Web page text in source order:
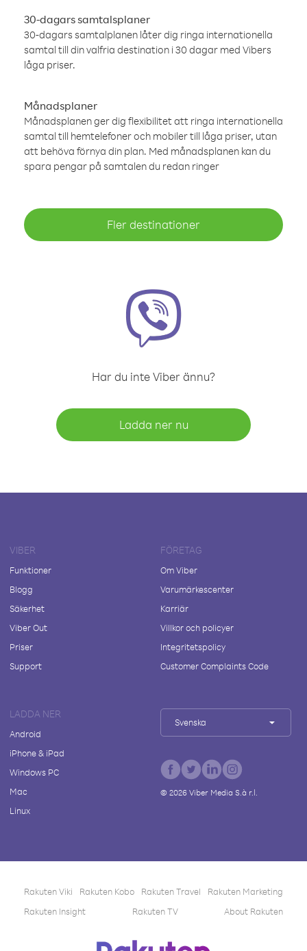
30-dagars samtalsplaner
30-dagars samtalplanen låter dig ringa internationella
samtal till din valfria destination i 30 dagar med Vibers
låga priser.
Månadsplaner
Månadsplanen ger dig flexibilitet att ringa internationella
samtal till hemtelefoner och mobiler till låga priser, utan
att behöva förnya din plan. Med månadsplanen kan du
spara pengar på samtalen du redan ringer
Fler destinationer
Har du inte Viber ännu?
Ladda ner nu
VIBER
Funktioner
Blogg
Säkerhet
Viber Out
Priser
Support
FÖRETAG
Om Viber
Varumärkescenter
Karriär
Villkor och policyer
Integritetspolicy
Customer Complaints Code
LADDA NER
Android
iPhone & iPad
Windows PC
Mac
Linux
Svenska
© 2026Viber Media S.à r.l.
Rakuten Viki Rakuten Kobo Rakuten Travel
Rakuten Marketing
Rakuten Insight
Rakuten TV About Rakuten